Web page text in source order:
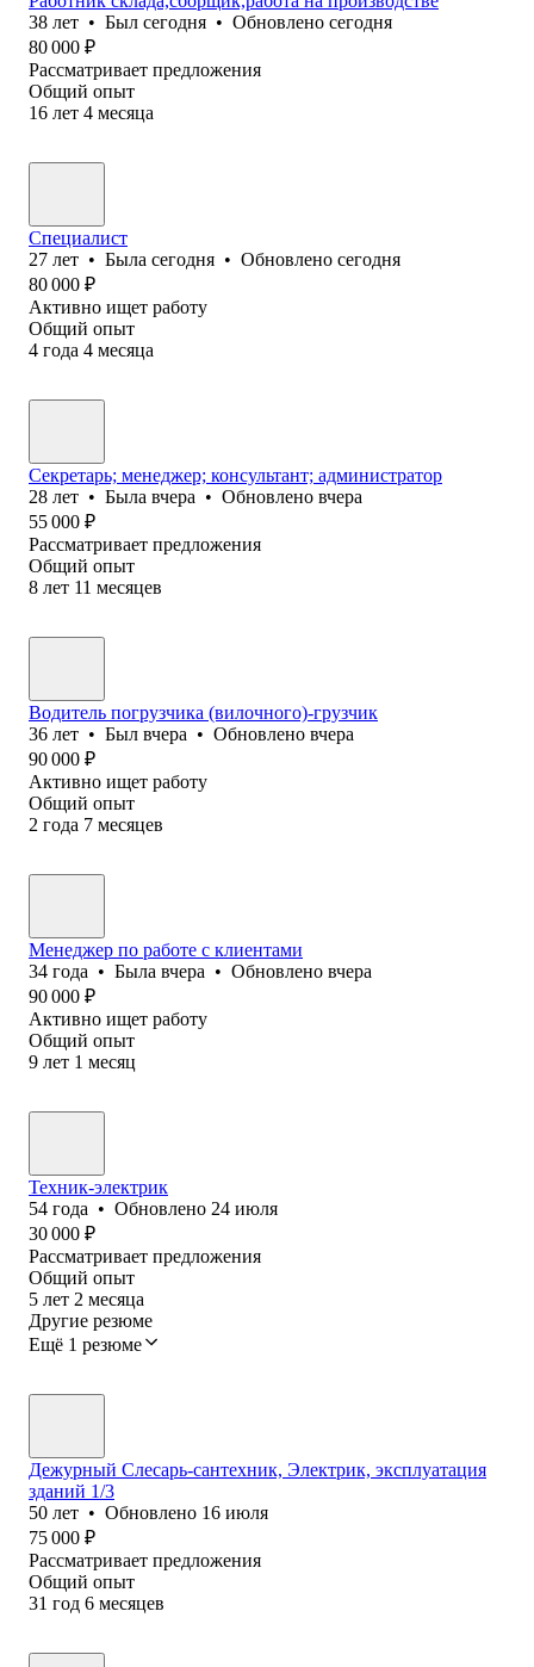
38 лет • Был сегодня • Обновлено сегодня
80 000 ₽
Рассматривает предложения
Общий опыт
16 лет 4 месяца
Специалист
27 лет • Была сегодня • Обновлено сегодня
80 000 ₽
Активно ищет работу
Общий опыт
4 года 4 месяца
Секретарь; менеджер; консультант; администратор
28 лет • Была вчера • Обновлено вчера
55 000 ₽
Рассматривает предложения
Общий опыт
8 лет 11 месяцев
Водитель погрузчика (вилочного)-грузчик
36 лет • Был вчера • Обновлено вчера
90 000 ₽
Активно ищет работу
Общий опыт
2 года 7 месяцев
Менеджер по работе с клиентами
34 года • Была вчера • Обновлено вчера
90 000 ₽
Активно ищет работу
Общий опыт
9 лет 1 месяц
Техник-электрик
54 года • Обновлено 24 июля
30 000 ₽
Рассматривает предложения
Общий опыт
5 лет 2 месяца
Другие резюме
Ещё 1 резюме
Дежурный Слесарь-сантехник, Электрик, эксплуатация
зданий 1/3
50 лет • Обновлено 16 июля
75 000 ₽
Рассматривает предложения
Общий опыт
31 год 6 месяцев